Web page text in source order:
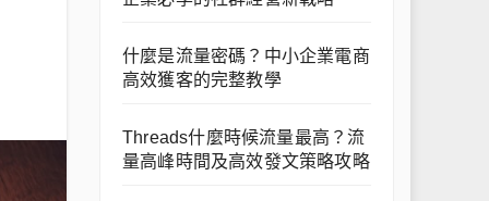
什麼是流量密碼？中小企業電商
高效獲客的完整教學
Threads什麼時候流量最高？流
量高峰時間及高效發文策略攻略